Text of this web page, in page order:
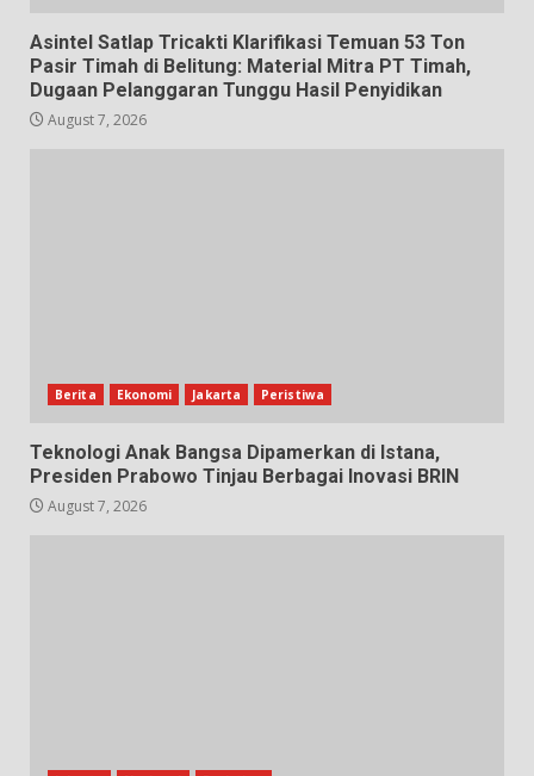
Asintel Satlap Tricakti Klarifikasi Temuan 53 Ton
Pasir Timah di Belitung: Material Mitra PT Timah,
Dugaan Pelanggaran Tunggu Hasil Penyidikan
August 7, 2026
Berita Ekonomi Jakarta Peristiwa
Teknologi Anak Bangsa Dipamerkan di Istana,
Presiden Prabowo Tinjau Berbagai Inovasi BRIN
August 7, 2026